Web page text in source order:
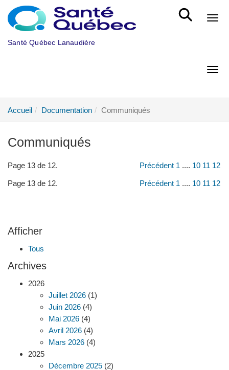
Aller au menu principal
Santé Québec Lanaudière
Accueil Documentation Communiqués
Communiqués
Page 13 de 12. Précédent 1 .... 10 11 12
Page 13 de 12. Précédent 1 .... 10 11 12
Afficher
Tous
Archives
2026
Juillet 2026 (1)
Juin 2026 (4)
Mai 2026 (4)
Avril 2026 (4)
Mars 2026 (4)
2025
Décembre 2025 (2)